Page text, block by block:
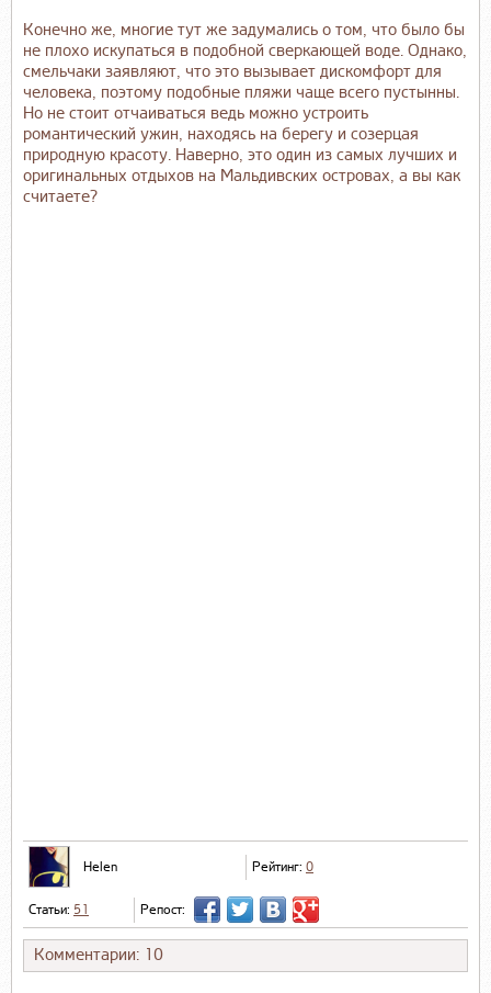
Конечно же, многие тут же задумались о том, что было бы
не плохо искупаться в подобной сверкающей воде. Однако,
смельчаки заявляют, что это вызывает дискомфорт для
человека, поэтому подобные пляжи чаще всего пустынны.
Но не стоит отчаиваться ведь можно устроить
романтический ужин, находясь на берегу и созерцая
природную красоту. Наверно, это один из самых лучших и
оригинальных отдыхов на Мальдивских островах, а вы как
считаете?
Helen Рейтинг: 0
Статьи: 51 Репост:
Комментарии: 10